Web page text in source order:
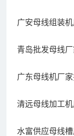
广安母线组装
青岛批发母线
广东母线机厂
清远母线加工
水富供应母线